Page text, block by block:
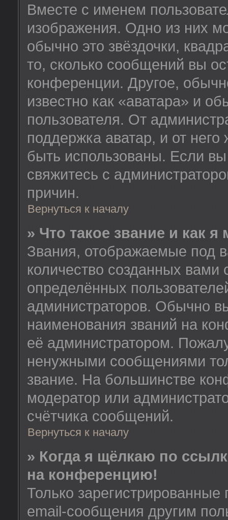
Вместе с именем
изображения. Одно из них
обычно это звёздочки,
то, сколько сообщений вы
конференции. Другое,
известно как «аватара» и
пользователя. От
поддержка аватар, и от него
быть использованы. Если
свяжитесь с
причин.
Вернуться к началу
» Что такое звание и как я
Звания, отображаемые под
количество созданных
определённых
администраторов. Обычно
наименования званий на
её администратором.
ненужными сообщениями
звание. На большинстве
модератор или
счётчика сообщений.
Вернуться к началу
» Когда я щёлкаю по
на конференцию!
Только зарегистрированные
email-сообщения другим